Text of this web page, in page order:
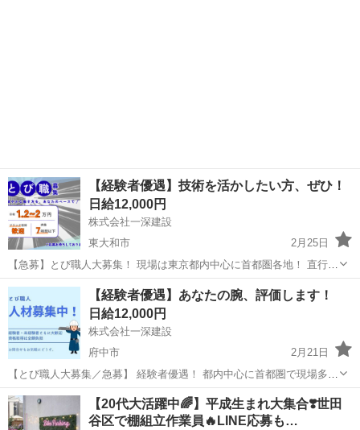
【経験者優遇】技術を活かしたい方、ぜひ！
日給12,000円
株式会社一深建設
東大和市
2月25日
【急募】とび職人大募集！ 現場は東京都内中心に首都圏各地！ 直行直
帰OK／集合場所も複数あり／車・バイク通勤OK／拾いもあり！
⸻ ◆こんな職場です！ 1. 毎日実働7時間以下！ 「2時間で終わ
って...
東京 東大和市 鳶職 雇用保険
【経験者優遇】あなたの腕、評価します！
日給12,000円
株式会社一深建設
府中市
2月21日
【とび職人大募集／急募】 経験者優遇！ 都内中心に首都圏で現場多
数！ ◎日給1万1000円〜2万円 ◎実働7h以下！早上がりあり ◎直行直
帰OK／車・バイク通勤OK ◎作業服・道具貸与 ◎社会保険あり・賞与
あり ◎資格取得...
東京 府中市 鳶職 都内
【20代大活躍中🌈】平成生まれ大集合❣️世田
谷区で棚組立作業員🔥LINE応募も…